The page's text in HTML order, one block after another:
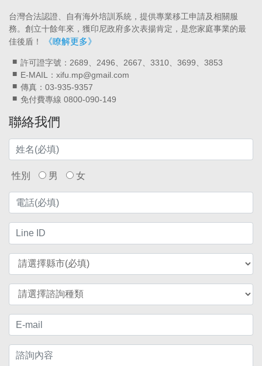
台灣合法認證、自有海外培訓系統，提供專業移工申請及相關服
務。創立十餘年來，獲印尼政府多次表揚肯定，是您家庭事業的最
佳後盾！
《瞭解更多》
許可證字號：2689、2496、2667、3310、3699、3853
E-MAIL：xifu.mp@gmail.com
傳真：03-935-9357
免付費專線 0800-090-149
聯絡我們
性別 男 女